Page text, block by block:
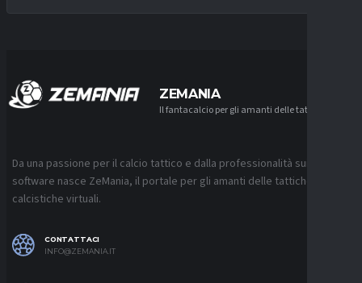
ZEMANIA
Il fantacalcio per gli amanti delle tattiche
Da una passione per il calcio tattico e dalla professionalità sui
software nasce ZeMania, il portale per gli amanti delle tattiche
calcistiche virtuali.
CONTATTACI
INFO@ZEMANIA.IT